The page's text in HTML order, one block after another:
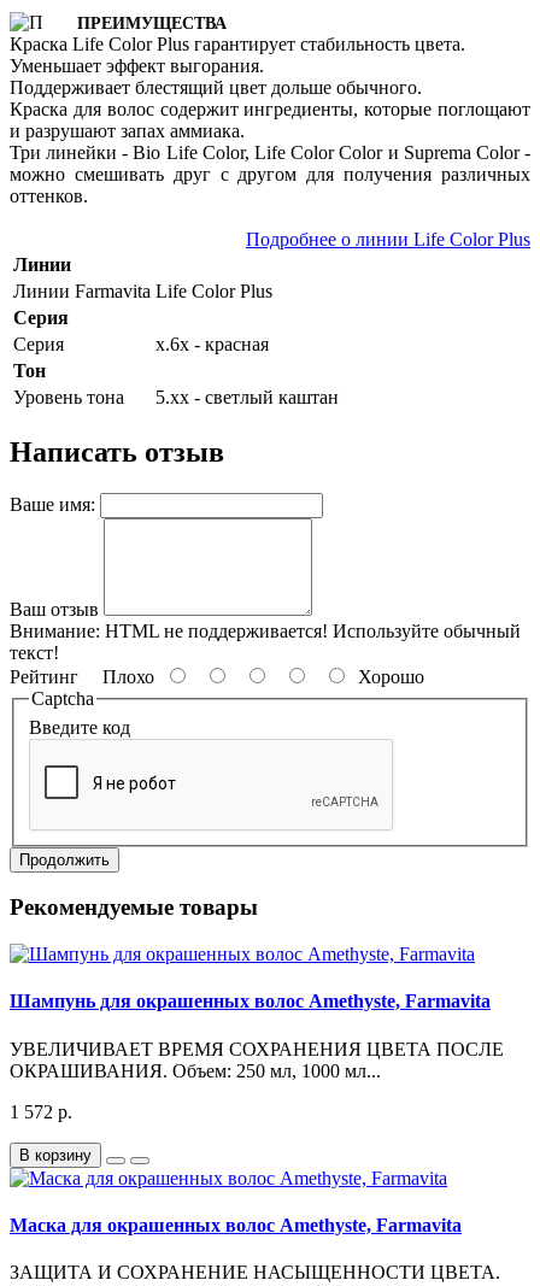
ПРЕИМУЩЕСТВА
Краска Life Color Plus гарантирует стабильность цвета.
Уменьшает эффект выгорания.
Поддерживает блестящий цвет дольше обычного.
Краска для волос содержит ингредиенты, которые поглощают
и разрушают запах аммиака.
Три линейки - Bio Life Color, Life Color Color и Suprema Color -
можно смешивать друг с другом для получения различных
оттенков.
Подробнее о линии Life Color Plus
Линии
Линии Farmavita Life Color Plus
Серия
Серия
х.6х - красная
Тон
Уровень тона
5.хх - светлый каштан
Написать отзыв
Ваше имя:
Ваш отзыв
Внимание: HTML не поддерживается! Используйте обычный
текст!
Рейтинг Плохо
Хорошо
Captcha
Введите код
Продолжить
Рекомендуемые товары
Шампунь для окрашенных волос Amethyste, Farmavita
УВЕЛИЧИВАЕТ ВРЕМЯ СОХРАНЕНИЯ ЦВЕТА ПОСЛЕ
ОКРАШИВАНИЯ. Объем: 250 мл, 1000 мл...
1 572 р.
В корзину
Маска для окрашенных волос Amethyste, Farmavita
ЗАЩИТА И СОХРАНЕНИЕ НАСЫЩЕННОСТИ ЦВЕТА.